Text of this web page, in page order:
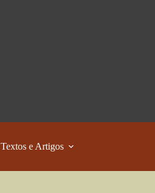
Textos e Artigos